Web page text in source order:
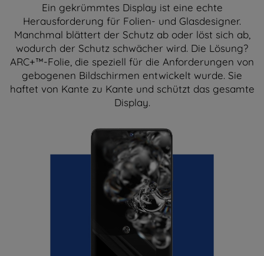
Ein gekrümmtes Display ist eine echte
Herausforderung für Folien- und Glasdesigner.
Manchmal blättert der Schutz ab oder löst sich ab,
wodurch der Schutz schwächer wird. Die Lösung?
ARC+™-Folie, die speziell für die Anforderungen von
gebogenen Bildschirmen entwickelt wurde. Sie
haftet von Kante zu Kante und schützt das gesamte
Display.